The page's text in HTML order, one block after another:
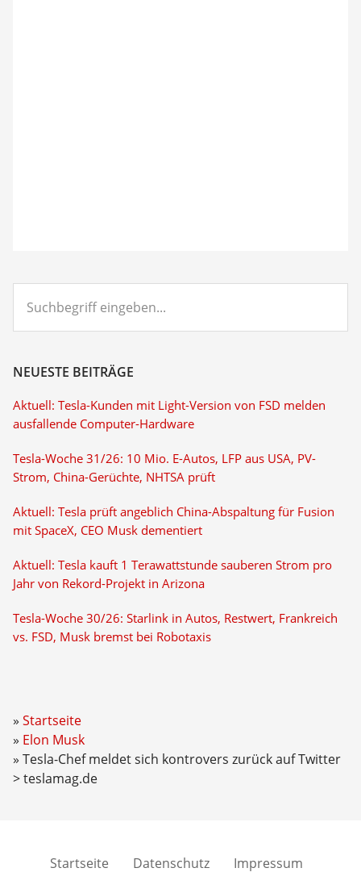
eingeben...
NEUESTE BEITRÄGE
Aktuell: Tesla-Kunden mit Light-Version von FSD melden
ausfallende Computer-Hardware
Tesla-Woche 31/26: 10 Mio. E-Autos, LFP aus USA, PV-
Strom, China-Gerüchte, NHTSA prüft
Aktuell: Tesla prüft angeblich China-Abspaltung für Fusion
mit SpaceX, CEO Musk dementiert
Aktuell: Tesla kauft 1 Terawattstunde sauberen Strom pro
Jahr von Rekord-Projekt in Arizona
Tesla-Woche 30/26: Starlink in Autos, Restwert, Frankreich
vs. FSD, Musk bremst bei Robotaxis
Startseite
Elon Musk
Tesla-Chef meldet sich kontrovers zurück auf Twitter
> teslamag.de
Startseite Datenschutz Impressum